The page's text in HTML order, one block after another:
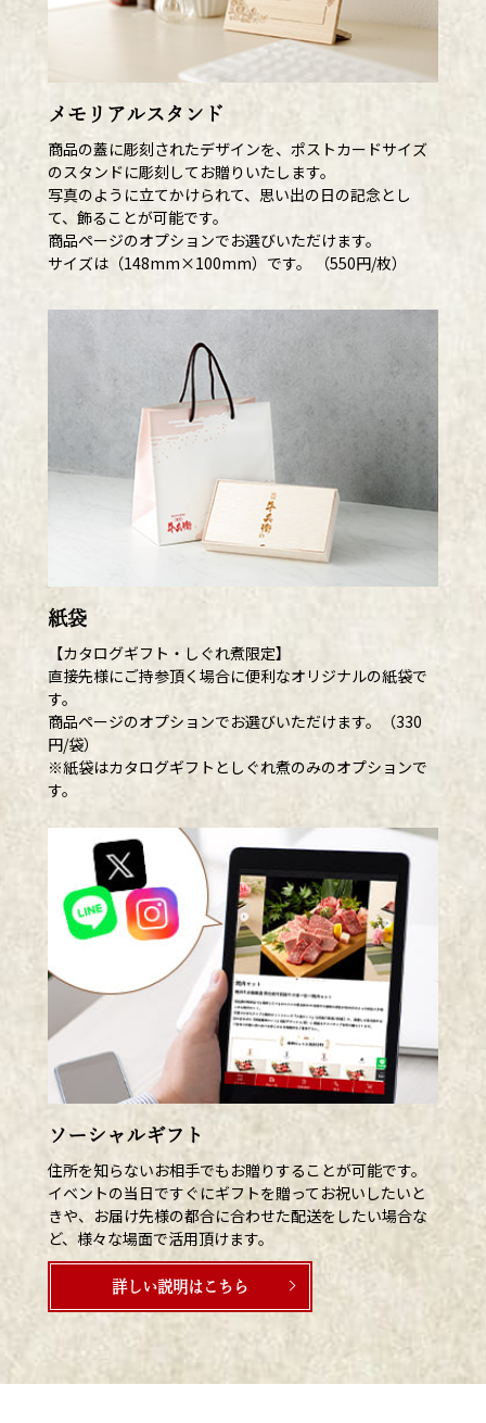
メモリアルスタンド
商品の蓋に彫刻されたデザインを、ポストカードサイズ
のスタンドに彫刻してお贈りいたします。
写真のように立てかけられて、思い出の日の記念とし
て、飾ることが可能です。
商品ページのオプションでお選びいただけます。
サイズは（148mm×100mm）です。 （550円/枚）
紙袋
【カタログギフト・しぐれ煮限定】
直接先様にご持参頂く場合に便利なオリジナルの紙袋で
す。
商品ページのオプションでお選びいただけます。（330
円/袋）
※紙袋はカタログギフトとしぐれ煮のみのオプションで
す。
ソーシャルギフト
住所を知らないお相手でもお贈りすることが可能です。
イベントの当日ですぐにギフトを贈ってお祝いしたいと
きや、お届け先様の都合に合わせた配送をしたい場合な
ど、様々な場面で活用頂けます。
詳しい説明はこちら